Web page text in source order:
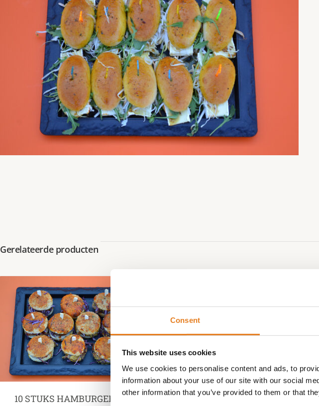
Consent
This website uses cookies
We use cookies to personalise content and ads, to
information about your use of our site with our social
other information that you’ve provided to them or that
Gerelateerde producten
10 STUKS HAMBURGERTJES
Luxe Lunch-Brunch Plateau